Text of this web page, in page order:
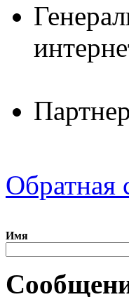
Обратная
Имя